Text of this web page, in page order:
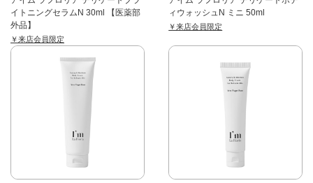
イトニングセラムN 30ml 【医薬部
外品】
￥来店会員限定
ィウォッシュN ミニ 50ml
￥来店会員限定